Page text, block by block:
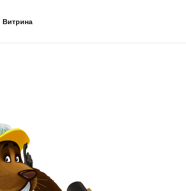
Витрина